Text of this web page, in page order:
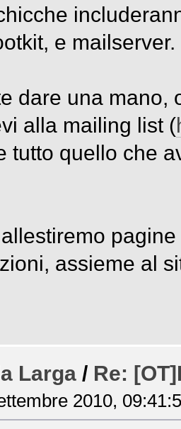
e mailserver.
dare una mano,
alla mailing list (
tutto quello che
assieme al
Larga / Re:
2010,